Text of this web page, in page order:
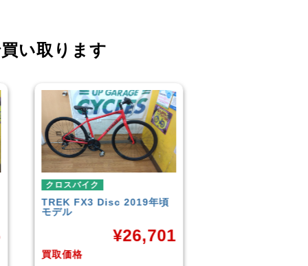
い取ります
クロスバイク
イオンバイクモーメンタム
買取価格
¥6,043